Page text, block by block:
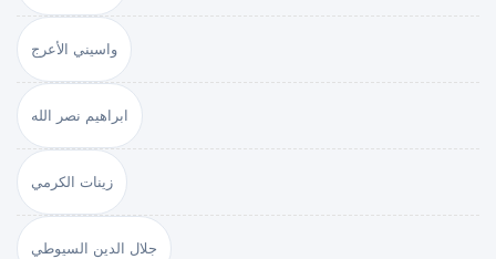
واسيني الأعرج
ابراهيم نصر الله
زينات الكرمي
جلال الدين السيوطي